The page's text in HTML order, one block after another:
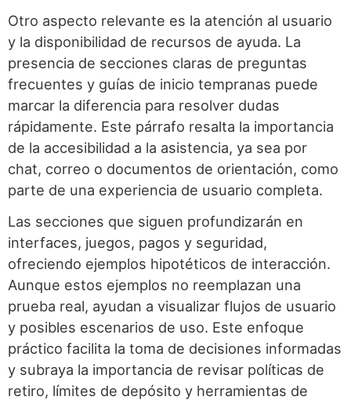
Otro aspecto relevante es la atención al usuario
y la disponibilidad de recursos de ayuda. La
presencia de secciones claras de preguntas
frecuentes y guías de inicio tempranas puede
marcar la diferencia para resolver dudas
rápidamente. Este párrafo resalta la importancia
de la accesibilidad a la asistencia, ya sea por
chat, correo o documentos de orientación, como
parte de una experiencia de usuario completa.
Las secciones que siguen profundizarán en
interfaces, juegos, pagos y seguridad,
ofreciendo ejemplos hipotéticos de interacción.
Aunque estos ejemplos no reemplazan una
prueba real, ayudan a visualizar flujos de usuario
y posibles escenarios de uso. Este enfoque
práctico facilita la toma de decisiones informadas
y subraya la importancia de revisar políticas de
retiro, límites de depósito y herramientas de